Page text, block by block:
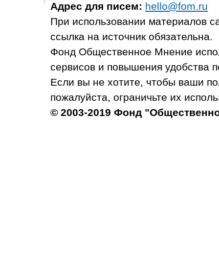
Адрес для писем: hello@fom.ru
При использовании материалов
ссылка на источник обязательна.
Фонд Общественное Мнение
сервисов и повышения удобства
Если вы не хотите, чтобы ваши
пожалуйста, ограничьте их
© 2003-2019 Фонд